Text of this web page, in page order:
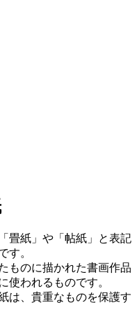
畳紙」や「帖紙」と表記
す。
ものに描かれた書画作品
使われるものです。
は、貴重なものを保護す